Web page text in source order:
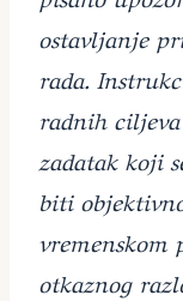
ostavljanje
rada.
radnih
zadatak koji
biti
vremenskom
otkaznog